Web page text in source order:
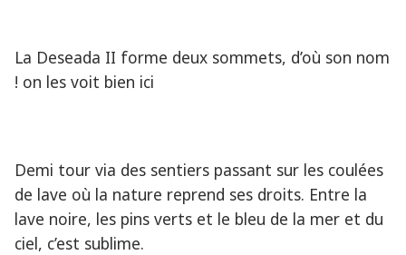
La Deseada II forme deux sommets, d’où son nom
! on les voit bien ici
Demi tour via des sentiers passant sur les coulées
de lave où la nature reprend ses droits. Entre la
lave noire, les pins verts et le bleu de la mer et du
ciel, c’est sublime.